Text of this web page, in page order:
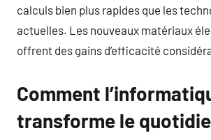
calculs bien plus rapides que les
actuelles. Les nouveaux matériaux
offrent des gains d’efficacité
Comment
transforme le